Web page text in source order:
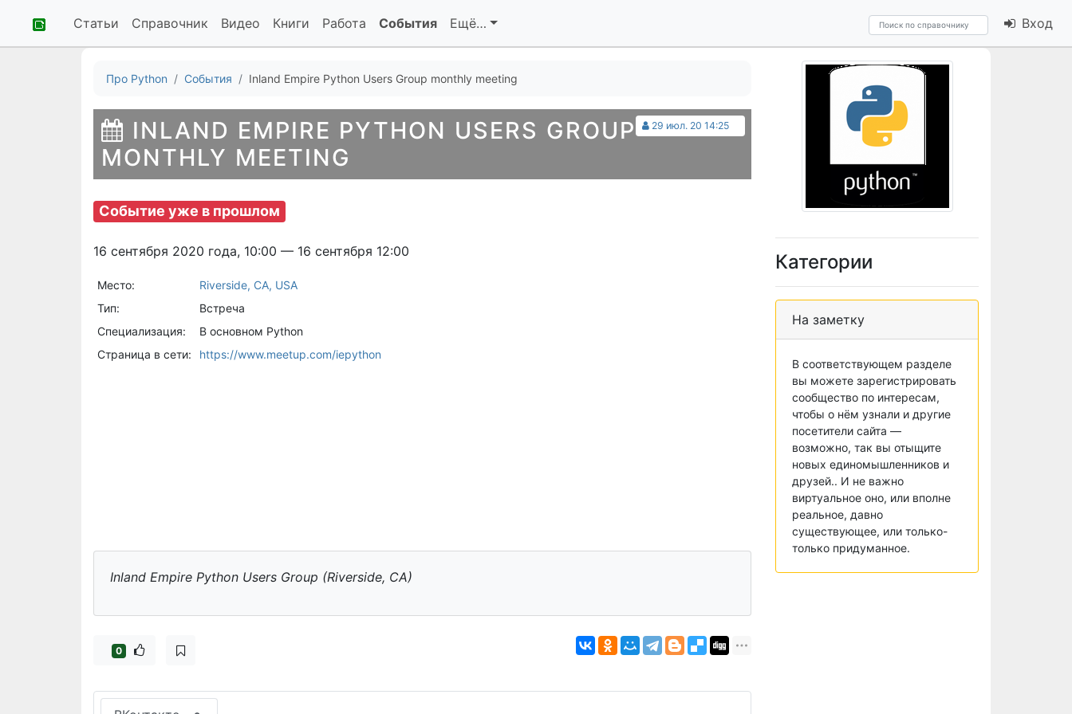
Статьи Справочник Видео Книги Работа События Ещё… Вход
Про Python События Inland Empire Python Users Group monthly meeting
29 июл. 20 14:25
INLAND EMPIRE PYTHON USERS GROUP
MONTHLY MEETING
Событие уже в прошлом
16 сентября 2020 года, 10:00 — 16 сентября 12:00
Место:
Riverside, CA, USA
Тип:
Встреча
Специализация:
В основном Python
Страница в сети:
https://www.meetup.com/iepython
Inland Empire Python Users Group (Riverside, CA)
0
Категории
На заметку
В соответствующем разделе
вы можете зарегистрировать
сообщество по интересам,
чтобы о нём узнали и другие
посетители сайта —
возможно, так вы отыщите
новых единомышленников и
друзей.. И не важно
виртуальное оно, или вполне
реальное, давно
существующее, или только-
только придуманное.